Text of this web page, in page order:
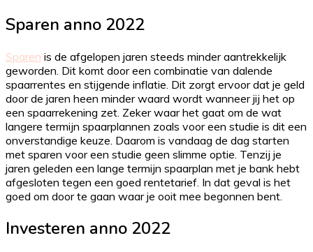
Sparen anno 2022
Sparen is de afgelopen jaren steeds minder aantrekkelijk
geworden. Dit komt door een combinatie van dalende
spaarrentes en stijgende inflatie. Dit zorgt ervoor dat je geld
door de jaren heen minder waard wordt wanneer jij het op
een spaarrekening zet. Zeker waar het gaat om de wat
langere termijn spaarplannen zoals voor een studie is dit een
onverstandige keuze. Daarom is vandaag de dag starten
met sparen voor een studie geen slimme optie. Tenzij je
jaren geleden een lange termijn spaarplan met je bank hebt
afgesloten tegen een goed rentetarief. In dat geval is het
goed om door te gaan waar je ooit mee begonnen bent.
Investeren anno 2022